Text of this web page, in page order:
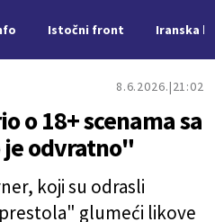
Istočni front Iranska
8.6.2026. 21:02
o 18+ scenama sa
odvratno"
koji su odrasli
glumeći likove